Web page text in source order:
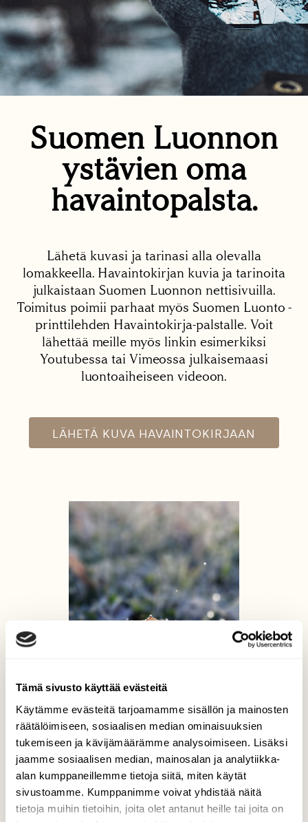
Tämä sivusto käyttää evästeitä
Käytämme evästeitä tarjoamamme sisällön ja mainosten
räätälöimiseen, sosiaalisen median ominaisuuksien
tukemiseen ja kävijämäärämme analysoimiseen. Lisäksi
jaamme sosiaalisen median, mainosalan ja analytiikka-
alan kumppaneillemme tietoja siitä, miten käytät
sivustoamme. Kumppanimme voivat yhdistää näitä
tietoja muihin tietoihin, joita olet antanut heille tai joita on
Suomen Luonnon
ystävien oma
havaintopalsta.
Lähetä kuvasi ja tarinasi alla olevalla
lomakkeella. Havaintokirjan kuvia ja tarinoita
julkaistaan Suomen Luonnon nettisivuilla.
Toimitus poimii parhaat myös Suomen Luonto -
printtilehden Havaintokirja-palstalle. Voit
lähettää meille myös linkin esimerkiksi
Youtubessa tai Vimeossa julkaisemaasi
luontoaiheiseen videoon.
LÄHETÄ KUVA HAVAINTOKIRJAAN